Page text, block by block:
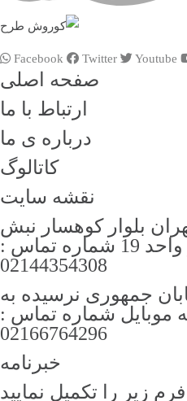
Facebook Twitter
صفحه اصلی
ارتباط با ما
درباره ی ما
کاتالوگ
نقشه سایت
بلوار کوهسار نبش
نظری ساختمان سبز واحد 19 شماره تماس :
02144354308
جمهوری نرسیده به
موبایل شماره تماس :
02166764296
خبرنامه
زیر را تکمیل نمایید